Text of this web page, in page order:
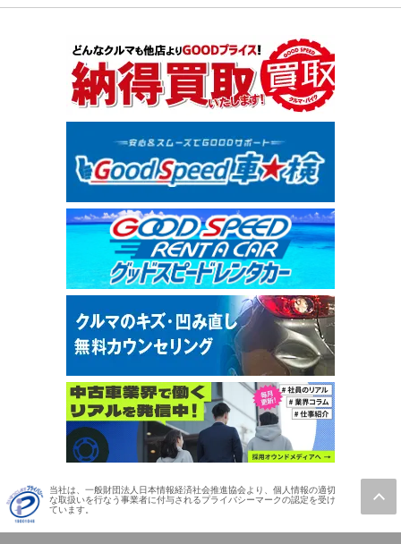
当社は、一般財団法人日本情報経済社会推進協会より、個人情報の適切
な取扱いを行なう事業者に付与されるプライバシーマークの認定を受け
ています。